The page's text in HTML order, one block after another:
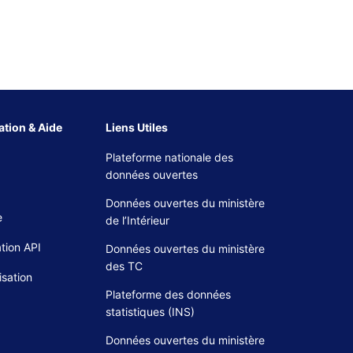
& Aide
API
Liens Utiles
Plateforme nationale des
données ouvertes
Données ouvertes du ministère
de l’Intérieur
Données ouvertes du ministère
des TC
Plateforme des données
statistiques (INS)
Données ouvertes du ministère